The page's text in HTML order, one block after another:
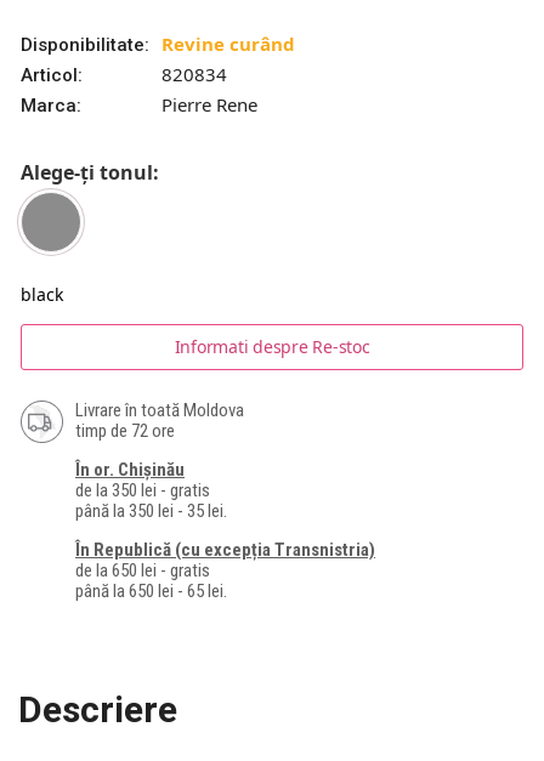
Disponibilitate: Revine curând
Articol: 820834
Marca: Pierre Rene
Alege-ți tonul:
black
Informati despre Re-stoc
Livrare în toată Moldova
timp de 72 ore
În or. Chișinău
de la 350 lei - gratis
până la 350 lei - 35 lei.
În Republică (cu excepția Transnistria)
de la 650 lei - gratis
până la 650 lei - 65 lei.
Descriere